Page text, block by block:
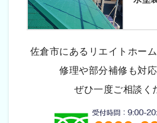
佐倉市にあるリエイトホー
修理や部分補修も対応
ぜひ一度ご相談く